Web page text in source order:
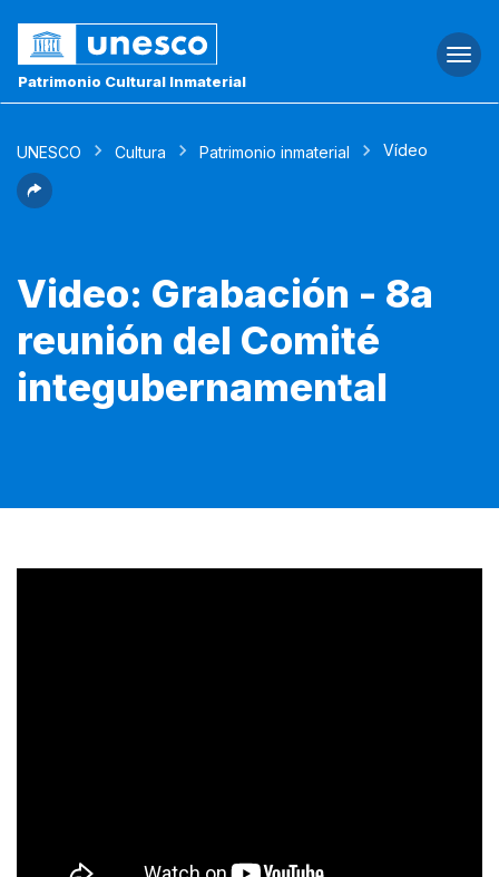
Patrimonio Cultural Inmaterial
UNESCO Cultura Patrimonio inmaterial Vídeo
Video: Grabación - 8a
reunión del Comité
integubernamental